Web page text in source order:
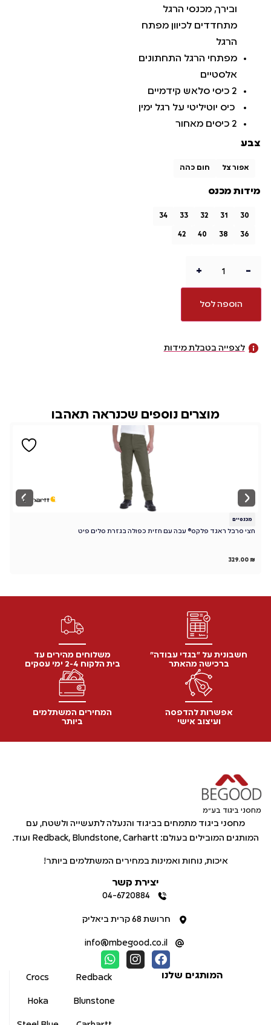
ובירך, מכנסי הרגל
מתחדדים לכיוון מפתח
הרגל
מפתחי הרגל התחתונים
אלסטיים
2 כיסי סלאש קידמיים
כיס יוטיליטי על רגל ימין
2 כיסים מאחור
צבע
אפור צל חום כהה
מידות מכנס
30
31
32
33
34
36
38
40
42
-
+
הוספה לסל
לצפייה בטבלת מידות
מוצרים נוספים שכנראה תאהבו
מכנסיים
חצי סרבל ראגד פלקס® עבה עם חזית כפולה בגזרת סלים פיט
329.00 ₪
חשבונית על "בגדי עבודה"
ברכישה מהאתר
משלוחים מהירים עד
בית הלקוח 2-4 ימי עסקים
אפשרות להדפסה
ועיצוב אישי
המחירים המשתלמים
ביותר
מחסני ביגוד בע"מ
מחסני ביגוד מתמחים בביגוד והנעלה לתעשייה ולשטח, עם
המותגים המובילים בעולם: Redback, Blundstone, Carhartt ועוד.
איכות, נוחות ואמינות במחירים המשתלמים ביותר!
המותגים שלנו Redback
Blunstone
Crocs
Hoka
יצירת קשר
04-6720884
חרושת 68 קרית ביאליק
info@mbegood.co.il